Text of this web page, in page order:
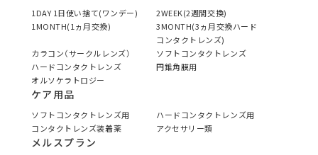
1DAY 1日使い捨て(ワンデー)
2WEEK(2週間交換)
1MONTH(1ヵ月交換)
3MONTH(3ヵ月交換ハード
コンタクトレンズ)
カラコン（サークルレンズ）
ソフトコンタクトレンズ
ハードコンタクトレンズ
円錐角膜用
オルソケラトロジー
ケア用品
ソフトコンタクトレンズ用
ハードコンタクトレンズ用
コンタクトレンズ装着薬
アクセサリー類
メルスプラン